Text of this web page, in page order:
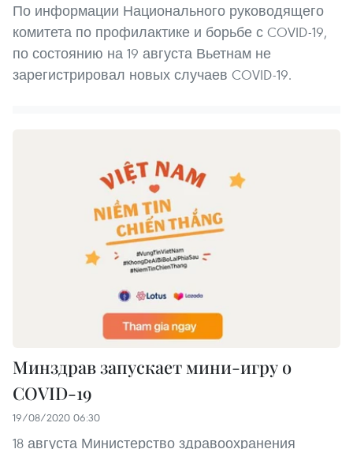
По информации Национального руководящего
комитета по профилактике и борьбе с COVID-19,
по состоянию на 19 августа Вьетнам не
зарегистрировал новых случаев COVID-19.
Минздрав запускает мини-игру о
COVID-19
19/08/2020 06:30
18 августа Министерство здравоохранения